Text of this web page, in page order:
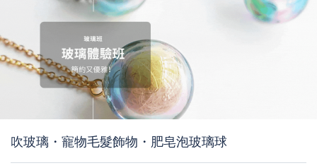
吹玻璃・寵物毛髮飾物・肥皂泡玻璃球